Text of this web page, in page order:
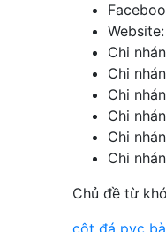
Website:
Chi
Chi
Chi
Chi
Chi
Chi
Chủ đề từ
cột đá pvc